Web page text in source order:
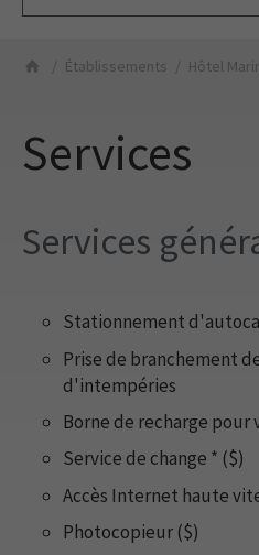
Établissements Hôtel
Services
Services
Stationnement
Prise de branchement
d'intempéries
Borne de recharge
Service de change * ($)
Accès Internet haute
Photocopieur ($)